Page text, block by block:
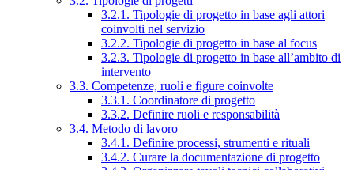
3.2.1. Tipologie di progetto in base agli attori
coinvolti nel servizio
3.2.2. Tipologie di progetto in base al focus
3.2.3. Tipologie di progetto in base all’ambito di
intervento
3.3. Competenze, ruoli e figure coinvolte
3.3.1. Coordinatore di progetto
3.3.2. Definire ruoli e responsabilità
3.4. Metodo di lavoro
3.4.1. Definire processi, strumenti e rituali
3.4.2. Curare la documentazione di progetto